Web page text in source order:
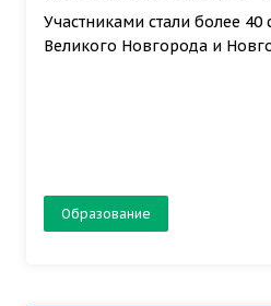
Участниками стали более 40
Великого Новгорода и
Образование